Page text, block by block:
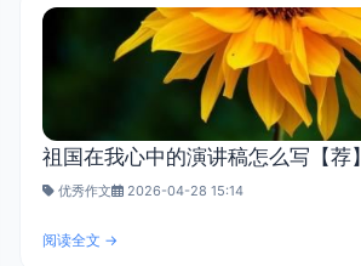
祖国在我心中的演讲稿怎么写【荐】
优秀作文 2026-04-28 15:14
阅读全文 →